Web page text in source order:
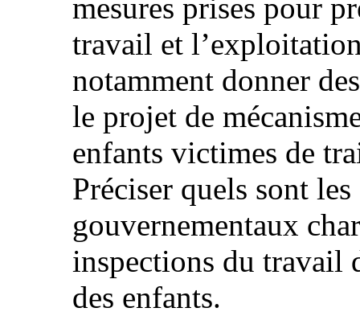
mesures prises pour
travail et
notamment donner
le projet de
enfants victimes de
Préciser quels sont
gouvernementaux
inspections du travail
des enfants.